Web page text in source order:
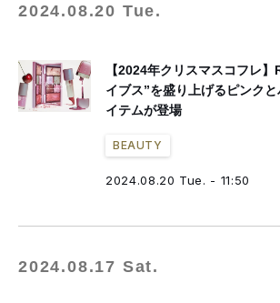
2024.08.20 Tue.
【2024年クリスマスコフレ
イブス”を盛り上げるピンク
イテムが登場
BEAUTY
2024.08.20 Tue. - 11:50
2024.08.17 Sat.